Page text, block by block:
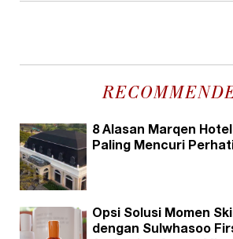
8 Alasan Marqen
Paling Mencuri
Opsi Solusi Momen
dengan Sulwhasoo